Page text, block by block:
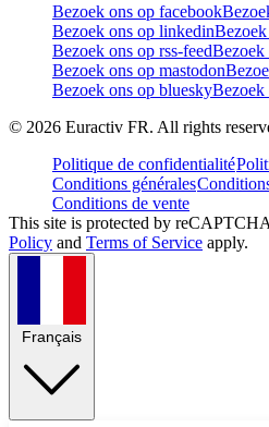
Bezoek ons op facebook
Bezoek ons op linkedin
Bezoek ons op rss-feedBezoek
Bezoek ons op mastodon
Bezoek ons op blueskyBezoek
© 2026 Euractiv FR. All rights
Politique de confidentialité
Conditions générales
Conditions de vente
This site is protected by
Policy and Terms of Service apply.
Français